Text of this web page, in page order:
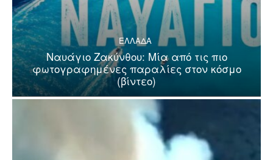
ΕΛΛΑΔΑ
Ναυάγιο Ζακύνθου: Μία από τις πιο
φωτογραφημένες παραλίες στον κόσμο
(βίντεο)